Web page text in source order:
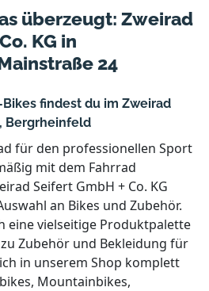
überzeugt: Zweirad
KG in
24
Bikes findest du im Zweirad
Bergrheinfeld
für den professionellen Sport
mit dem Fahrrad
Seifert GmbH + Co. KG
an Bikes und Zubehör.
eine vielseitige Produktpalette
Zubehör und Bekleidung für
in unserem Shop komplett
Mountainbikes,